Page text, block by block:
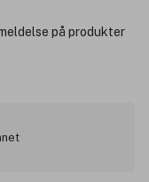
på produkter